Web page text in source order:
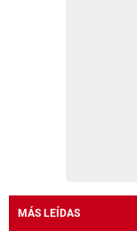
MÁS LEÍDAS